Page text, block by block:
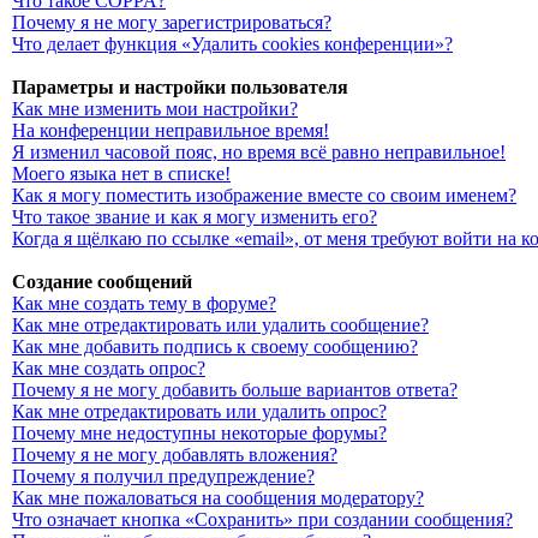
Почему я не могу зарегистрироваться?
Что делает функция «Удалить cookies конференции»?
Параметры и настройки пользователя
Как мне изменить мои настройки?
На конференции неправильное время!
Я изменил часовой пояс, но время всё равно неправильное!
Моего языка нет в списке!
Как я могу поместить изображение вместе со своим именем?
Что такое звание и как я могу изменить его?
Когда я щёлкаю по ссылке «email», от меня требуют войти на
Создание сообщений
Как мне создать тему в форуме?
Как мне отредактировать или удалить сообщение?
Как мне добавить подпись к своему сообщению?
Как мне создать опрос?
Почему я не могу добавить больше вариантов ответа?
Как мне отредактировать или удалить опрос?
Почему мне недоступны некоторые форумы?
Почему я не могу добавлять вложения?
Почему я получил предупреждение?
Как мне пожаловаться на сообщения модератору?
Что означает кнопка «Сохранить» при создании сообщения?